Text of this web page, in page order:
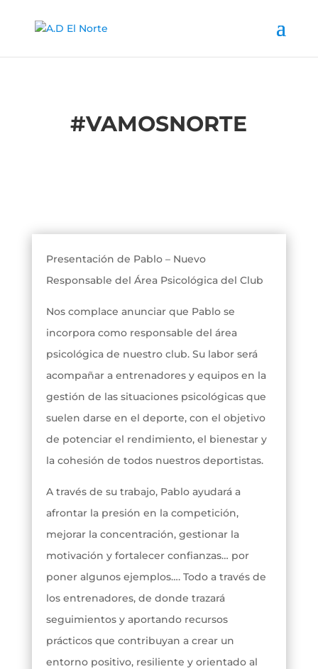
#VAMOSNORTE
Presentación de Pablo – Nuevo
Responsable del Área Psicológica del Club
Nos complace anunciar que Pablo se
incorpora como responsable del área
psicológica de nuestro club. Su labor será
acompañar a entrenadores y equipos en la
gestión de las situaciones psicológicas que
suelen darse en el deporte, con el objetivo
de potenciar el rendimiento, el bienestar y
la cohesión de todos nuestros deportistas.
A través de su trabajo, Pablo ayudará a
afrontar la presión en la competición,
mejorar la concentración, gestionar la
motivación y fortalecer confianzas… por
poner algunos ejemplos…. Todo a través de
los entrenadores, de donde trazará
seguimientos y aportando recursos
prácticos que contribuyan a crear un
entorno positivo, resiliente y orientado al